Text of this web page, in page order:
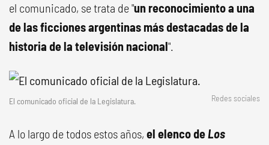
el comunicado, se trata de "un reconocimiento a una
de las ficciones argentinas más destacadas de la
historia de la televisión nacional".
El comunicado oficial de la Legislatura. Redes sociales
A lo largo de todos estos años, el elenco deLos